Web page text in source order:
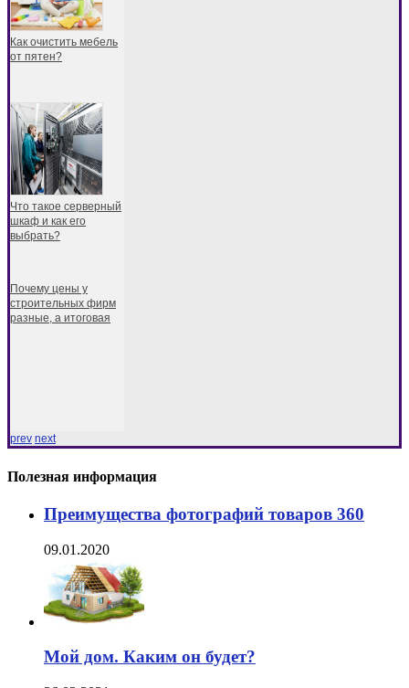
Как очистить мебель
от пятен?
Что такое серверный
шкаф и как его
выбрать?
Почему цены у
строительных фирм
разные, а итоговая
prev next
Полезная информация
Преимущества фотографий товаров 360
09.01.2020
Мой дом. Каким он будет?